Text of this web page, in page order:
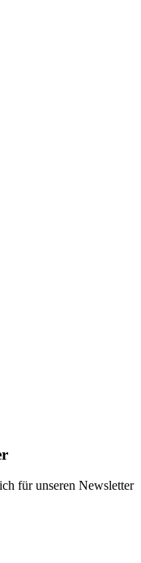
für unseren Newsletter